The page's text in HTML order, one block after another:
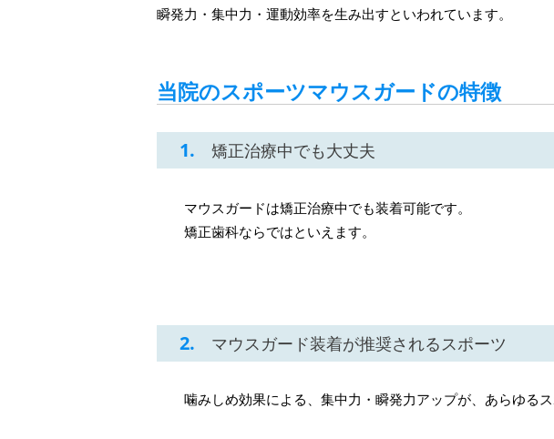
瞬発力・集中力・運動効率を生み出すといわれています。
当院のスポーツマウスガードの特徴
1. 矯正治療中でも大丈夫
マウスガードは矯正治療中でも装着可能です。
矯正歯科ならではといえます。
2. マウスガード装着が推奨されるスポーツ
噛みしめ効果による、集中力・瞬発力アップが、あらゆる